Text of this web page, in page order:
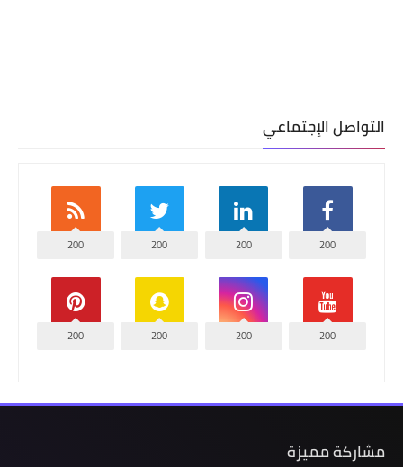
التواصل الإجتماعي
200
200
200
200
200
200
200
200
مشاركة مميزة